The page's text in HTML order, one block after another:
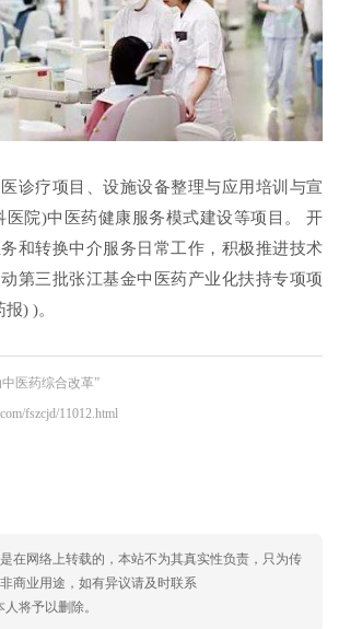
诊疗项目、设施设备整理与应用培训与宣
医院)中医药健康服务模式建设等项目。 开
和转换中介服务日常工作，积极推进技术
第三批张江基金中医药产业化扶持专项项
) )。
医药综合改革”
fszcjd/11012.html
在网络上转载的，本站不为其真实性负责，只为传
商业用途，如有异议请及时联系
人将予以删除。